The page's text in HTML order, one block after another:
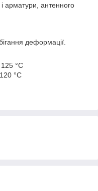
арматури, антенного
деформації.
°C
°C